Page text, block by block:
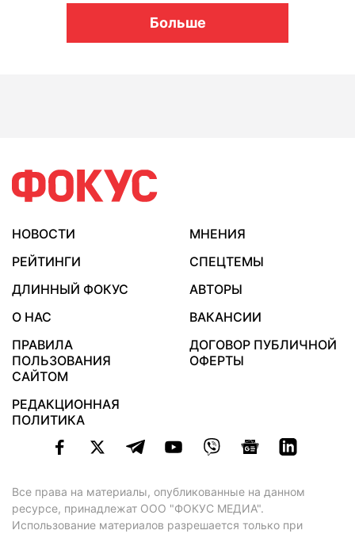
Больше
НОВОСТИ
МНЕНИЯ
РЕЙТИНГИ
СПЕЦТЕМЫ
ДЛИННЫЙ ФОКУС
АВТОРЫ
О НАС
ВАКАНСИИ
ПРАВИЛА
ПОЛЬЗОВАНИЯ
САЙТОМ
ДОГОВОР ПУБЛИЧНОЙ
ОФЕРТЫ
РЕДАКЦИОННАЯ
ПОЛИТИКА
Все права на материалы, опубликованные на данном
ресурсе, принадлежат ООО "ФОКУС МЕДИА".
Использование материалов разрешается только при